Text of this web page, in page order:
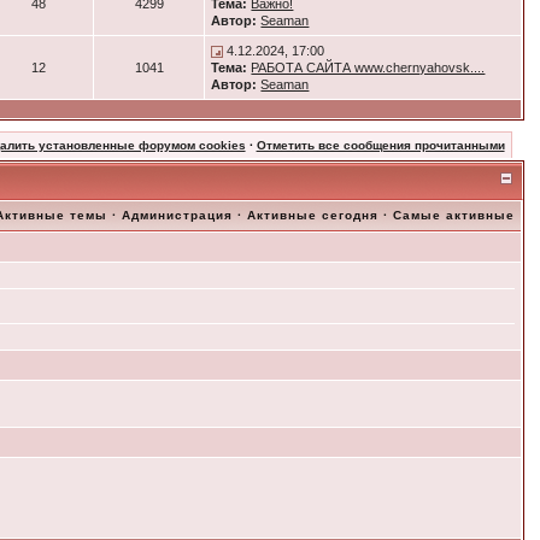
48 4299 Тема: Важно!
Автор: Seaman
12 1041
4.12.2024, 17:00
Тема: РАБОТА САЙТА www.chernyahovsk....
Автор: Seaman
установленные форумом cookies · Отметить все сообщения прочитанными
темы ·Администрация ·Активные сегодня ·Самые активные